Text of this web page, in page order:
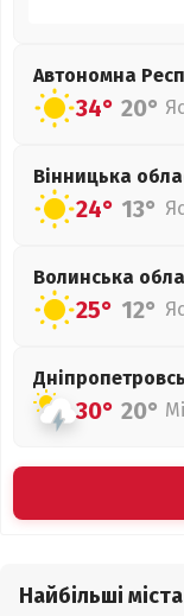
Автономна
34° 20°
Вінницька
24° 13°
Волинська
25° 12°
30° 20°
Найбільші